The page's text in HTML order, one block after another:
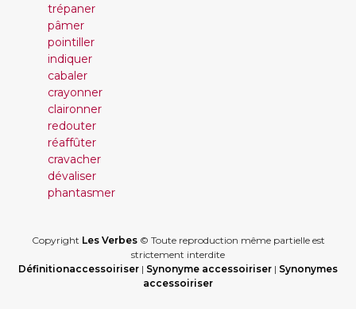
trépaner
pâmer
pointiller
indiquer
cabaler
crayonner
claironner
redouter
réaffûter
cravacher
dévaliser
phantasmer
Copyright Les Verbes© Toute reproduction même partielle est
strictement interdite
Définitionaccessoiriser | Synonyme accessoiriser | Synonymes
accessoiriser